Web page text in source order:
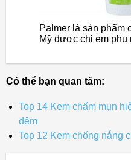
Palmer là sản phẩm
Mỹ được chị em phụ
Có thể bạn quan tâm:
Top 14 Kem chấm mụn
đêm
Top 12 Kem chống nắng